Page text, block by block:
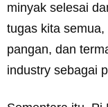
minyak selesai
tugas kita
pangan, dan
industry sebagai